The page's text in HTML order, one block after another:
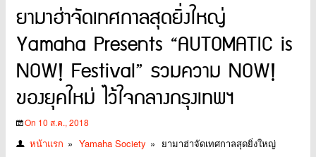
ยามาฮ่าจัดเทศกาลสุดยิ่งใหญ่
Yamaha Presents “AUTOMATIC is
NOW! Festival” รวมความ NOW!
ของยุคใหม่ ไว้ใจกลางกรุงเทพฯ
On 10 ส.ค., 2018
หน้าแรก » Yamaha Society » ยามาฮ่าจัดเทศกาลสุดยิ่งใหญ่